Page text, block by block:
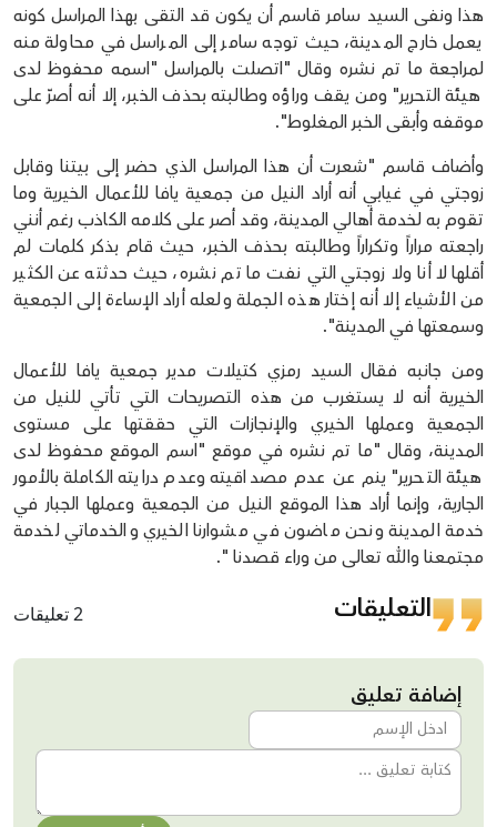
هذا ونفى السيد سامر قاسم أن يكون قد التقى بهذا المراسل كونه
يعمل خارج المدينة، حيث توجه سامر إلى المراسل في محاولة منه
لمراجعة ما تم نشره وقال "اتصلت بالمراسل "اسمه محفوظ لدى
هيئة التحرير" ومن يقف وراؤه وطالبته بحذف الخبر، إلا أنه أصرّ على
موقفه وأبقى الخبر المغلوط".
وأضاف قاسم "شعرت أن هذا المراسل الذي حضر إلى بيتنا وقابل
زوجتي في غيابي أنه أراد النيل من جمعية يافا للأعمال الخيرية وما
تقوم به لخدمة أهالي المدينة، وقد أصر على كلامه الكاذب رغم أنني
راجعته مراراً وتكراراً وطالبته بحذف الخبر، حيث قام بذكر كلمات لم
أقلها لا أنا ولا زوجتي التي نفت ما تم نشره، حيث حدثته عن الكثير
من الأشياء إلا أنه إختار هذه الجملة ولعله أراد الإساءة إلى الجمعية
وسمعتها في المدينة".
ومن جانبه فقال السيد رمزي كتيلات مدير جمعية يافا للأعمال
الخيرية أنه لا يستغرب من هذه التصريحات التي تأتي للنيل من
الجمعية وعملها الخيري والإنجازات التي حققتها على مستوى
المدينة، وقال "ما تم نشره في موقع "اسم الموقع محفوظ لدى
هيئة التحرير" ينم عن عدم مصداقيته وعدم درايته الكاملة بالأمور
الجارية، وإنما أراد هذا الموقع النيل من الجمعية وعملها الجبار في
خدمة المدينة ونحن ماضون في مشوارنا الخيري والخدماتي لخدمة
مجتمعنا والله تعالى من وراء قصدنا ".
التعليقات 2 تعليقات
إضافة تعليق